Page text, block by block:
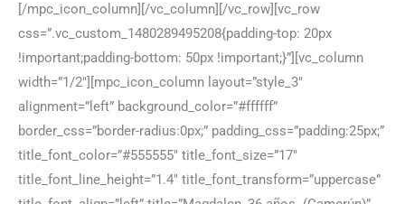
[/mpc_icon_column][/vc_column][/vc_row][vc_row
css=”.vc_custom_1480289495208{padding-top: 20px
!important;padding-bottom: 50px !important;}”][vc_column
width=”1/2″][mpc_icon_column layout=”style_3″
alignment=”left” background_color=”#ffffff”
border_css=”border-radius:0px;” padding_css=”padding:25px;”
title_font_color=”#555555″ title_font_size=”17″
title_font_line_height=”1.4″ title_font_transform=”uppercase”